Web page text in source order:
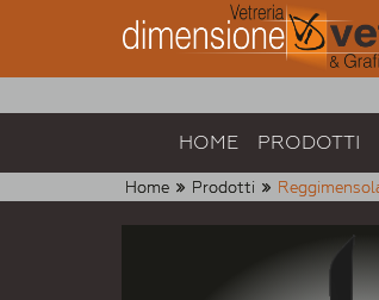
HOME PRODOTTI
Home Prodotti